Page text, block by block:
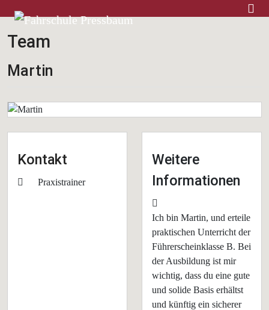
Home
Team
Martin
Kontakt
Position
Praxistrainer
Weitere
Informationen
Ich bin Martin, und erteile
praktischen Unterricht der
Führerscheinklasse B. Bei
der Ausbildung ist mir
wichtig, dass du eine gute
und solide Basis erhältst
und künftig ein sicherer